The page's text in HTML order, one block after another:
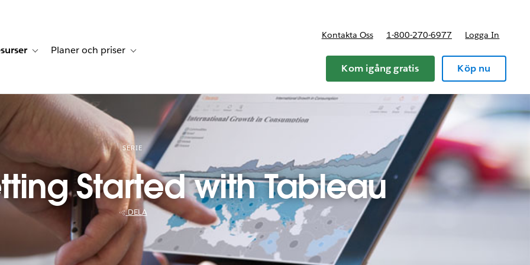
navigation for Lösningar
Toggle sub-navigation for Resurser
Planer och priser Toggle sub-navigation for Planer och priser
Kontakta Oss 1-800-270-6977 Logga In
Kom igång gratis Köp nu
SERIE
Started with Tableau
DELA